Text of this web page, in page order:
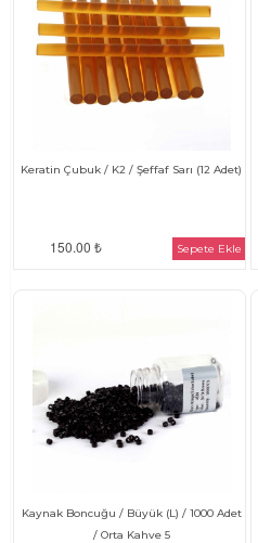
Keratin Çubuk / K2 / Şeffaf Sarı (12 Adet)
150.00 ₺ Sepete Ekle
Kaynak Boncuğu / Büyük (L) / 1000 Adet
/ Orta Kahve 5